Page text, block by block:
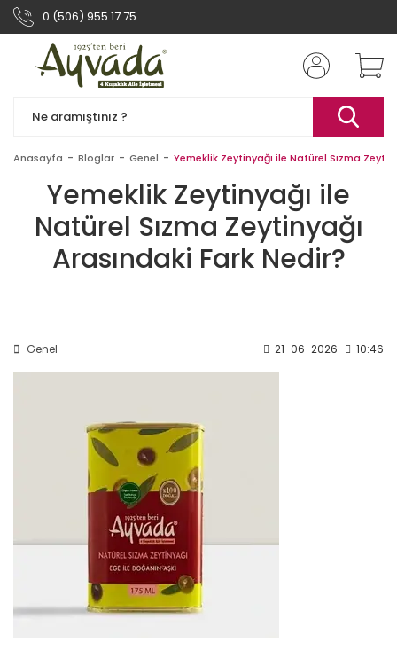
0 (506) 955 17 75
Anasayfa Bloglar Genel Yemeklik Zeytinyağı ile Natürel Sızma
Yemeklik Zeytinyağı ile
Natürel Sızma Zeytinyağı
Arasındaki Fark Nedir?
Genel 21-06-2026 10:46